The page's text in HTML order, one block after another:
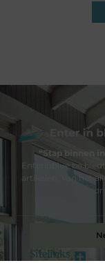
“Stap binnen
Enterinblue.be
artikelen. Van het
Sitelinks